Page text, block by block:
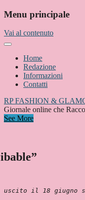
Menu principale
Vai al contenuto
Home
Redazione
Informazioni
Contatti
RP FASHION &
Giornale online che
See More
il 18 giugno